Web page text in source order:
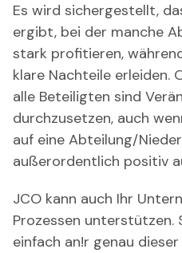
Es wird sichergestellt,
ergibt, bei der manche
stark profitieren,
klare Nachteile erleiden.
alle Beteiligten sind
durchzusetzen, auch
auf eine Abteilung/
außerordentlich positiv
JCO kann auch Ihr
Prozessen unterstützen.
einfach an!r genau